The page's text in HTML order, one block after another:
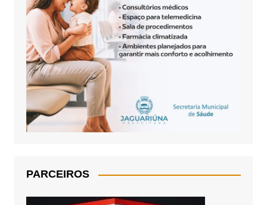
PARCEIROS